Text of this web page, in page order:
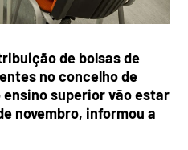
de bolsas de
no concelho de
superior vão estar
novembro, informou a